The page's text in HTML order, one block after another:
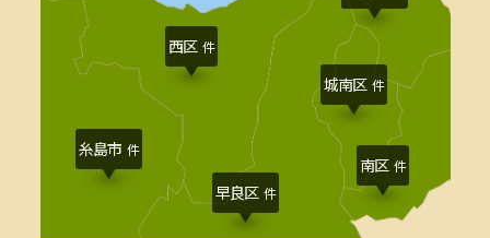
西区 件
早良区 件
城南区 件
南区 件
糸島市 件